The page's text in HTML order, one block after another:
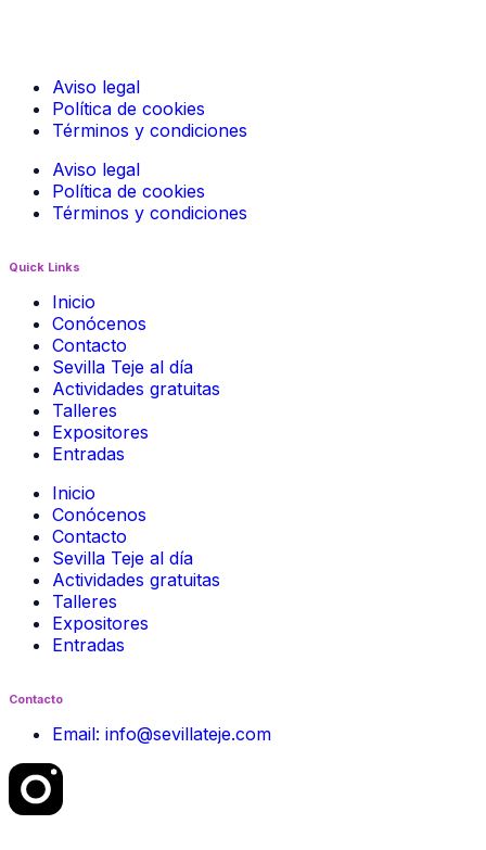
Aviso legal
Política de cookies
Términos y condiciones
Aviso legal
Política de cookies
Términos y condiciones
Quick Links
Inicio
Conócenos
Contacto
Sevilla Teje al día
Actividades gratuitas
Talleres
Expositores
Entradas
Inicio
Conócenos
Contacto
Sevilla Teje al día
Actividades gratuitas
Talleres
Expositores
Entradas
Contacto
Email: info@sevillateje.com